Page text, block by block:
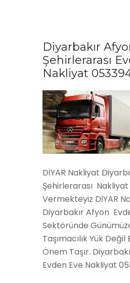
Diyarbakır
Şehirlerarası
Nakliyat
DİYAR Nakliyat
Şehirlerarası
Vermekteyiz DİYAR
Diyarbakır Afyon
Sektöründe
Taşımacılık Yük Değil
Önem Taşır.
Evden Eve Nakliyat